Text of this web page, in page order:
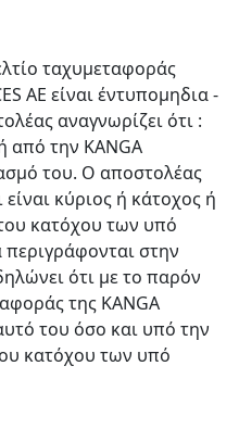
ταχυμεταφοράς
AE είναι έντυπομηδια -
αναγνωρίζει ότι :
από την ΚANGA
του. Ο αποστολέας
κύριος ή κάτοχος ή
κατόχου των υπό
στην
ότι με το παρόν
της KANGA
του όσο και υπό την
κατόχου των υπό